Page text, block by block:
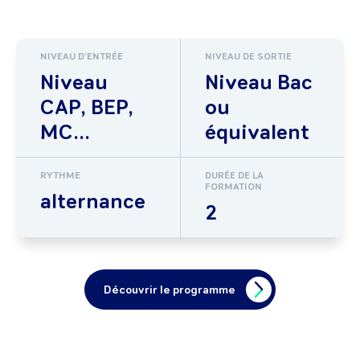
NIVEAU D'ENTRÉE
Niveau
CAP, BEP,
MC...
NIVEAU DE SORTIE
Niveau Bac
ou
équivalent
RYTHME
alternance
DURÉE DE LA
FORMATION
2
Découvrir le programme